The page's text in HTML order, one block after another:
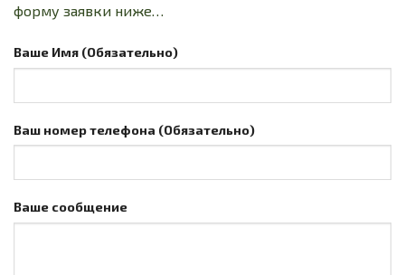
форму заявки ниже…
Ваше Имя (Обязательно)
Ваш номер телефона (Обязательно)
Ваше сообщение